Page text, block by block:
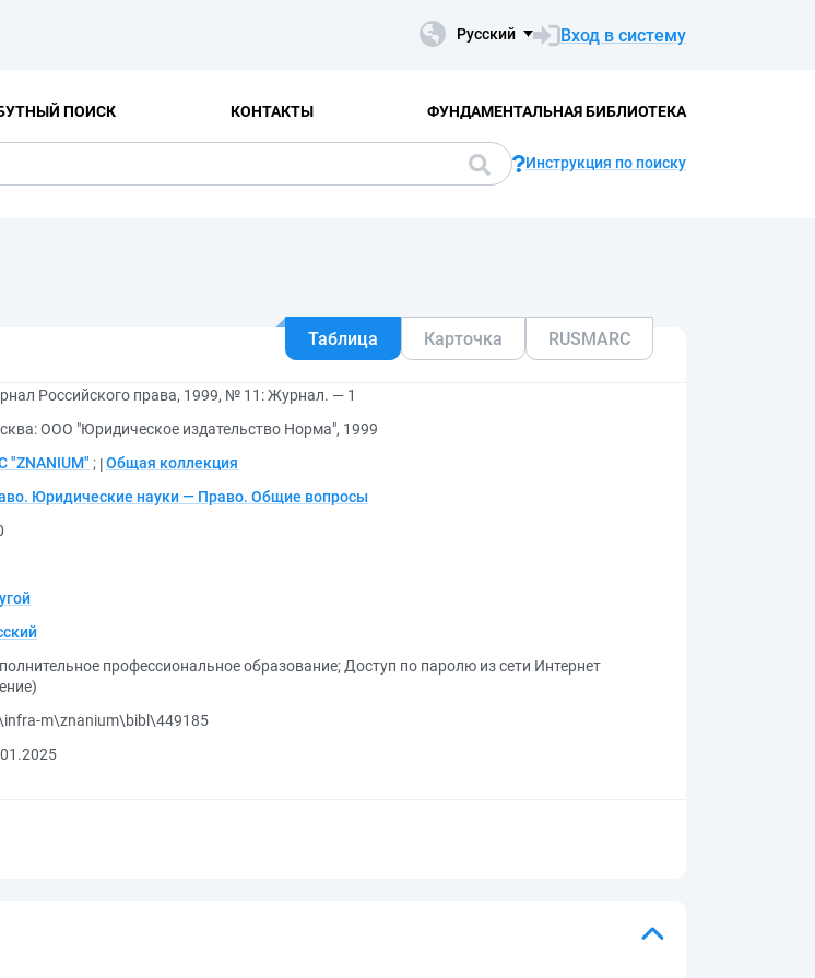
Русский Вход в систему
ПОИСК КОНТАКТЫ ФУНДАМЕНТАЛЬНАЯ БИБЛИОТЕКА
Инструкция по поиску
Таблица Карточка RUSMARC
Российского права, 1999, № 11: Журнал. — 1
ООО "Юридическое издательство Норма", 1999
"ZNANIUM" ; Общая коллекция
Юридические науки — Право. Общие вопросы
профессиональное образование; Доступ по паролю из сети Интернет
m\znanium\bibl\449185